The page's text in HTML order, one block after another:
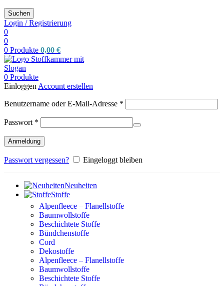
Suchen
Login / Registrierung
0
0
0 Produkte 0,00 €
0 Produkte
Einloggen Account erstellen
Benutzername oder E-Mail-Adresse *
Passwort *
Anmeldung
Passwort vergessen? Eingeloggt bleiben
Neuheiten
Stoffe
Alpenfleece – Flanellstoffe
Baumwollstoffe
Beschichtete Stoffe
Bündchenstoffe
Cord
Dekostoffe
Alpenfleece – Flanellstoffe
Baumwollstoffe
Beschichtete Stoffe